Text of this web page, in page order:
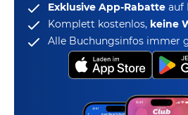
Exklusive App-Rabatte auf
Komplett kostenlos, keine
Alle Buchungsinfos immer